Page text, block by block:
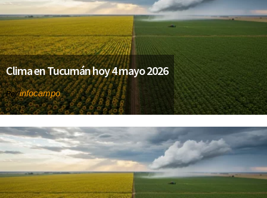
Clima en Tucumán hoy 4 mayo 2026
Porinfocampo